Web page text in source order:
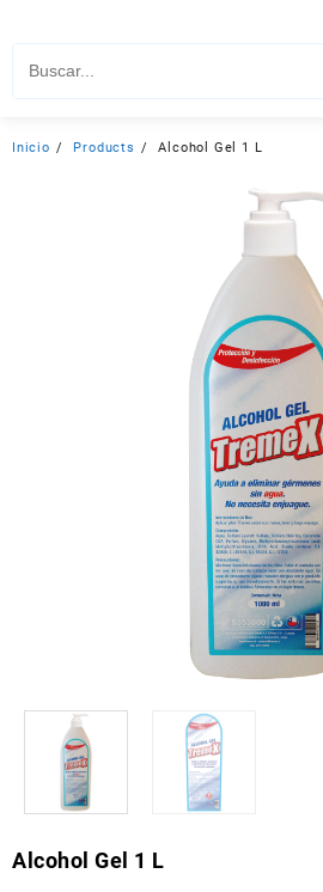
Inicio Products Alcohol Gel 1 L
Alcohol Gel 1 L